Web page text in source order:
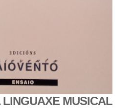
LINGUAXE MUSICAL